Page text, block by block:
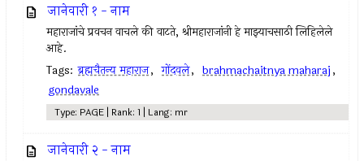
जानेवारी १ - नाम
महाराजांचे प्रवचन वाचले की वाटते, श्रीमहाराजांनी हे माझ्याचसाठी लिहिलेले
आहे.
Tags: ब्रह्मचैतन्य महाराज, गोंदवले, brahmachaitnya maharaj,
gondavale
Type: PAGE | Rank: 1 | Lang: mr
जानेवारी २ - नाम